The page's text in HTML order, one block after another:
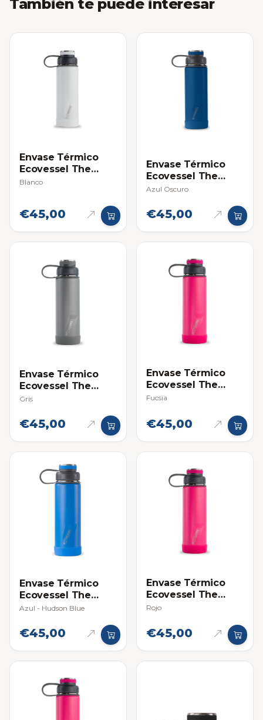
También te puede interesar
Envase Térmico
Ecovessel The
Boulder 20oz
Blanco
€45,00
Envase Térmico
Ecovessel The
Boulder 20oz
Azul Oscuro
€45,00
Envase Térmico
Ecovessel The
Boulder 20oz
Gris
€45,00
Envase Térmico
Ecovessel The
Boulder 20oz
Fucsia
€45,00
Envase Térmico
Ecovessel The
Boulder 20oz
Azul - Hudson Blue
€45,00
Envase Térmico
Ecovessel The
Boulder 20oz
Rojo
€45,00